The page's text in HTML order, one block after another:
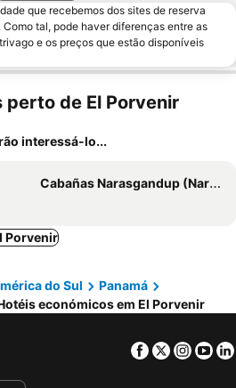
que recebemos dos sites de reserva
tal, pode haver diferenças entre as
e os preços que estão disponíveis
de El Porvenir
interessá-lo...
Cabañas Narasgandup (Naranjo Chico)
Porvenir
do Sul
Panamá
económicos em El Porvenir
Facebook
Twitter